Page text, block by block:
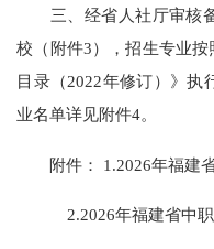
三、经省人社厅审核备
校（附件3），招生专业
目录（2022年修订）》执
业名单详见附件4。
附件： 1.2026年福建省
2.2026年福建省中职